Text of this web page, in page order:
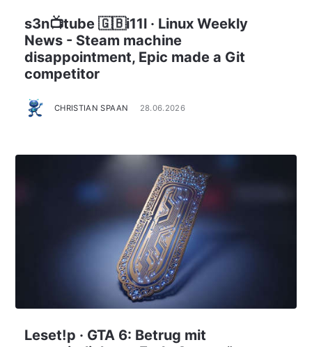
s3n📺tube 🇬🇧i11l · Linux Weekly
News - Steam machine
disappointment, Epic made a Git
competitor
CHRISTIAN SPAAN 28.06.2026
Leset!p · GTA 6: Betrug mit